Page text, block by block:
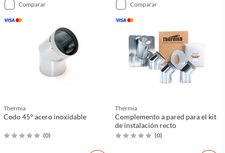
comparar
Thermia
Codo 45° acero inoxidable
(0)
comparar
Thermia
Complemento a pared para el kit
de instalación recto
(0)